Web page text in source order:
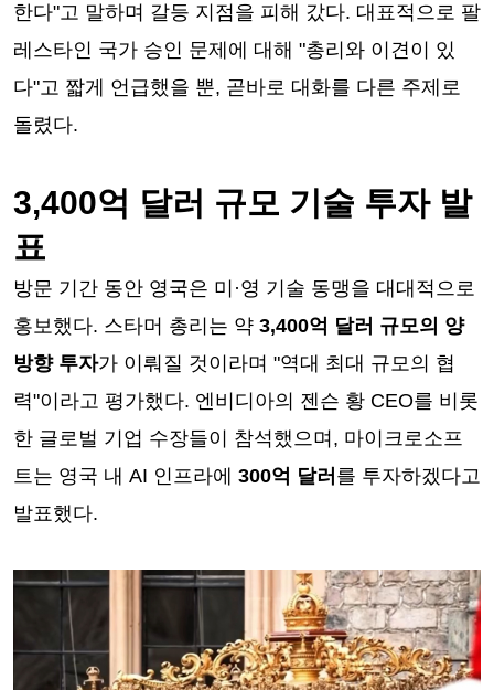
한다"고 말하며 갈등 지점을 피해 갔다. 대표적으로 팔
레스타인 국가 승인 문제에 대해 "총리와 이견이 있
다"고 짧게 언급했을 뿐, 곧바로 대화를 다른 주제로
돌렸다.
3,400억 달러 규모 기술 투자 발
표
방문 기간 동안 영국은 미·영 기술 동맹을 대대적으로
홍보했다. 스타머 총리는 약 3,400억 달러 규모의 양
방향 투자가 이뤄질 것이라며 "역대 최대 규모의 협
력"이라고 평가했다. 엔비디아의 젠슨 황 CEO를 비롯
한 글로벌 기업 수장들이 참석했으며, 마이크로소프
트는 영국 내 AI 인프라에 300억 달러 를 투자하겠다고
발표했다.